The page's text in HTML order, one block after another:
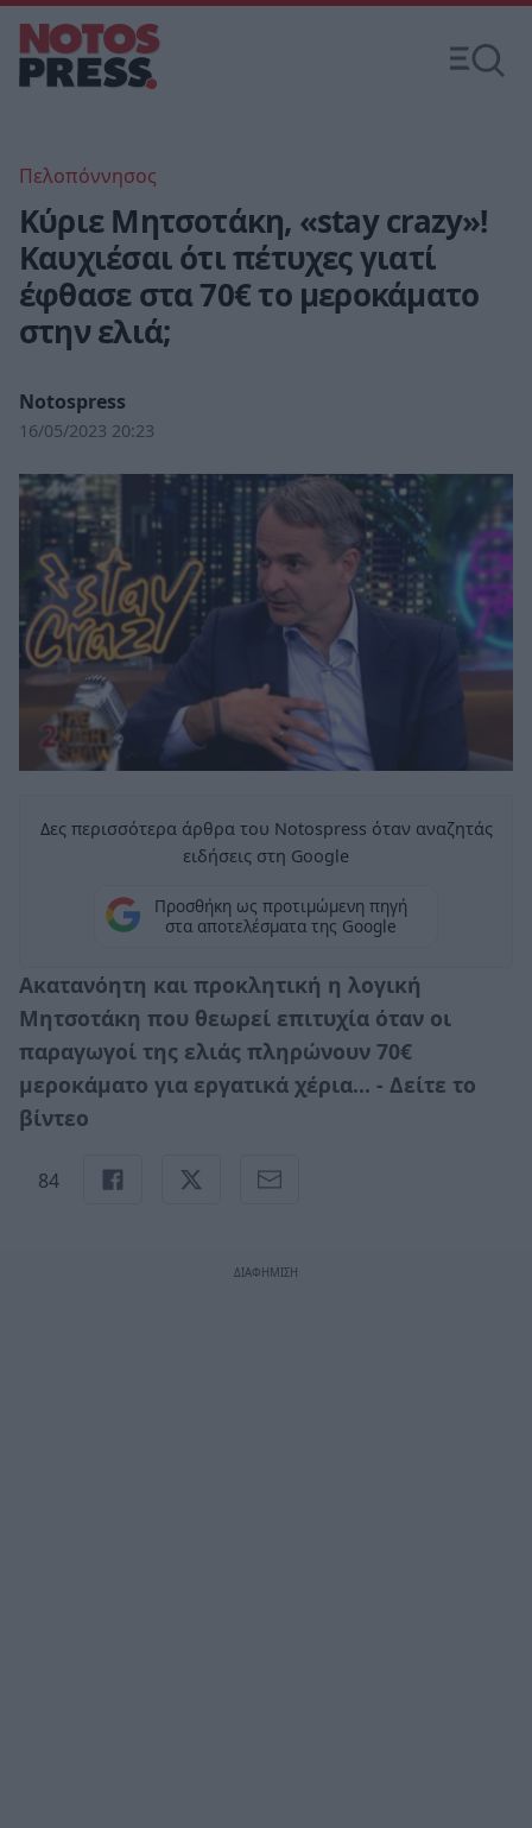
Πελοπόννησος
Kύριε Μητσοτάκη, «stay crazy»!
Καυχιέσαι ότι πέτυχες γιατί
έφθασε στα 70€ το μεροκάματο
στην ελιά;
Notospress
16/05/2023 20:23
Δες περισσότερα άρθρα του Notospress όταν αναζητάς
ειδήσεις στη Google
Προσθήκη ως προτιμώμενη πηγή
στα αποτελέσματα της Google
Ακατανόητη και προκλητική η λογική
Μητσοτάκη που θεωρεί επιτυχία όταν οι
παραγωγοί της ελιάς πληρώνουν 70€
μεροκάματο για εργατικά χέρια… - Δείτε το
βίντεο
84